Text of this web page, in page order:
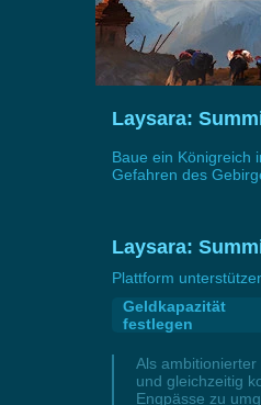
Laysara:
Baue ein Königreich
Gefahren des
Laysara:
Plattform
Geldkapazität
festlegen
Als
und gleichzeitig
Engpässe zu